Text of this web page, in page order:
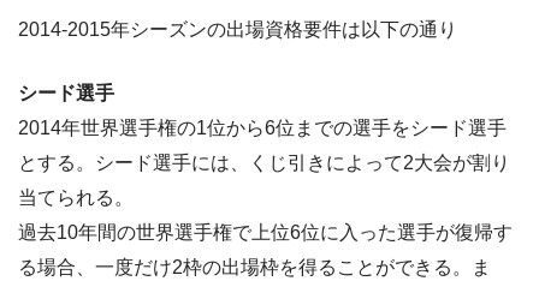
2014-2015年シーズンの出場資格要件は以下の通り
シード選手
2014年世界選手権の1位から6位までの選手をシード選手
とする。シード選手には、くじ引きによって2大会が割り
当てられる。
過去10年間の世界選手権で上位6位に入った選手が復帰す
る場合、一度だけ2枠の出場枠を得ることができる。ま